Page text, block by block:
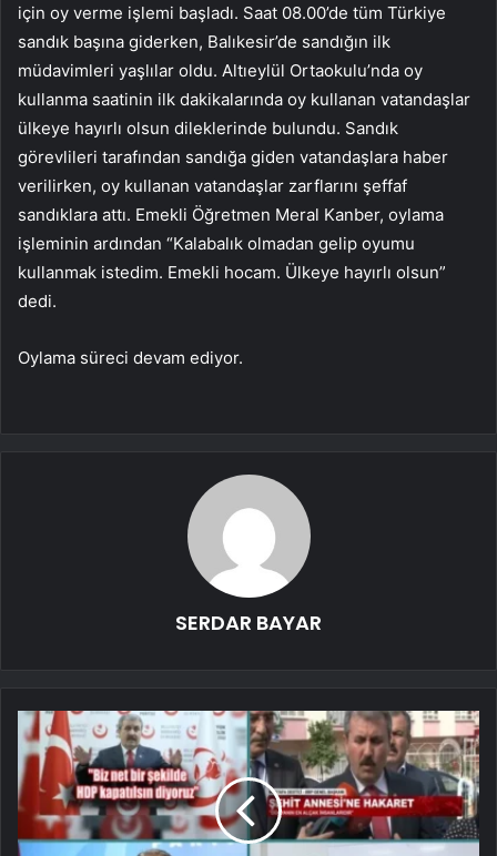
için oy verme işlemi başladı. Saat 08.00’de tüm Türkiye
sandık başına giderken, Balıkesir’de sandığın ilk
müdavimleri yaşlılar oldu. Altıeylül Ortaokulu’nda oy
kullanma saatinin ilk dakikalarında oy kullanan vatandaşlar
ülkeye hayırlı olsun dileklerinde bulundu. Sandık
görevlileri tarafından sandığa giden vatandaşlara haber
verilirken, oy kullanan vatandaşlar zarflarını şeffaf
sandıklara attı. Emekli Öğretmen Meral Kanber, oylama
işleminin ardından “Kalabalık olmadan gelip oyumu
kullanmak istedim. Emekli hocam. Ülkeye hayırlı olsun”
dedi.
Oylama süreci devam ediyor.
SERDAR BAYAR